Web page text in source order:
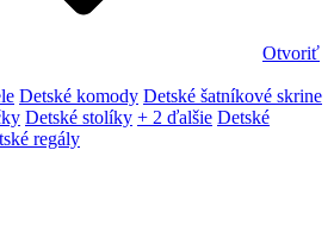
Otvoriť
Detské komody Detské šatníkové skrine
Detské stolíky + 2 ďalšie Detské
regály